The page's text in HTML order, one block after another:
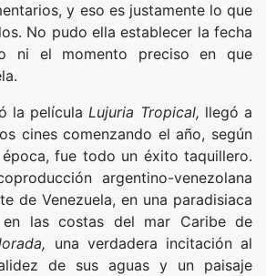
y eso es justamente lo que
No pudo ella establecer la fecha
ni el momento preciso en que
la película Lujuria Tropical, llegó a
cines comenzando el año, según
fue todo un éxito taquillero.
argentino-venezolana
de Venezuela, en una paradisiaca
en las costas del mar Caribe de
, una verdadera incitación al
de sus aguas y un paisaje